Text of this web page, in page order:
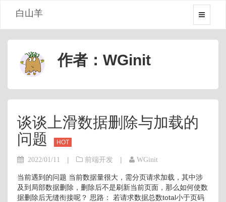
白山羊
作者：WGinit
谈谈上滑数据删除与加载的
问题
HOT
2022/01/11 | 前端开发 | WGinit
当前遇到的问题 当前数据量很大，需分页请求加载，其中涉
及到局部数据删除，删除后不是刷新当前页面，那么如何使数
据删除后无缝衔接呢？ 思路： 若请求数据总数total小于页码